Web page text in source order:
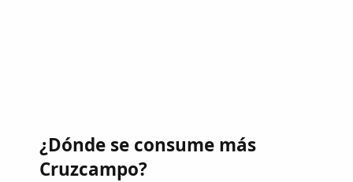
¿Dónde se consume más
Cruzcampo?